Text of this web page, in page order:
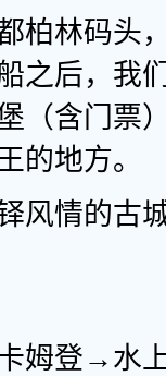
柏林码头
之后，我
含门票
的地方。
风情的
姆登→水